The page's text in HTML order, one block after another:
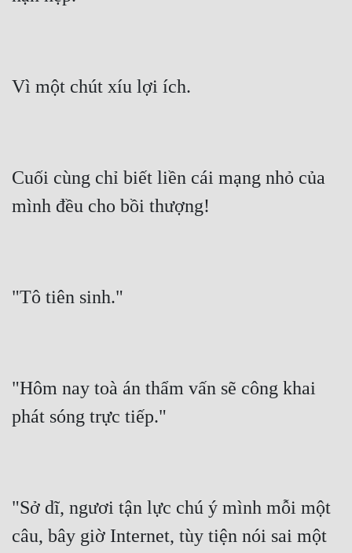
Sát Phạt Quyết Đoán
Vì một chút xíu lợi ích.
Cuối cùng chỉ biết liền cái mạng nhỏ của
mình đều cho bồi thượng!
"Tô tiên sinh."
"Hôm nay toà án thẩm vấn sẽ công khai
phát sóng trực tiếp."
"Sở dĩ, ngươi tận lực chú ý mình mỗi một
câu, bây giờ Internet, tùy tiện nói sai một